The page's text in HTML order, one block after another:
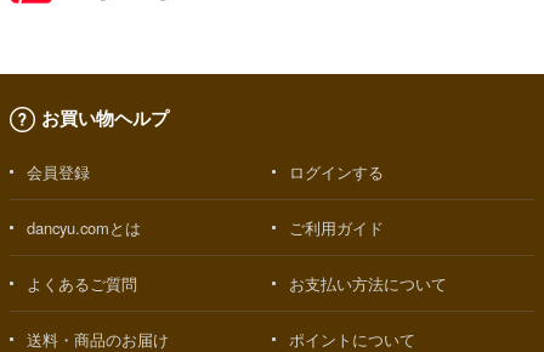
お買い物ヘルプ
会員登録 ログインする
dancyu.comとは ご利用ガイド
よくあるご質問 お支払い方法について
送料・商品のお届け ポイントについて